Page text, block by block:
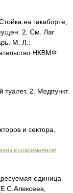
на гакаборте,
2. См. Лаг
М. Л.:
НКВМФ
2. Медпункт.
и сектора,
в современном
единица